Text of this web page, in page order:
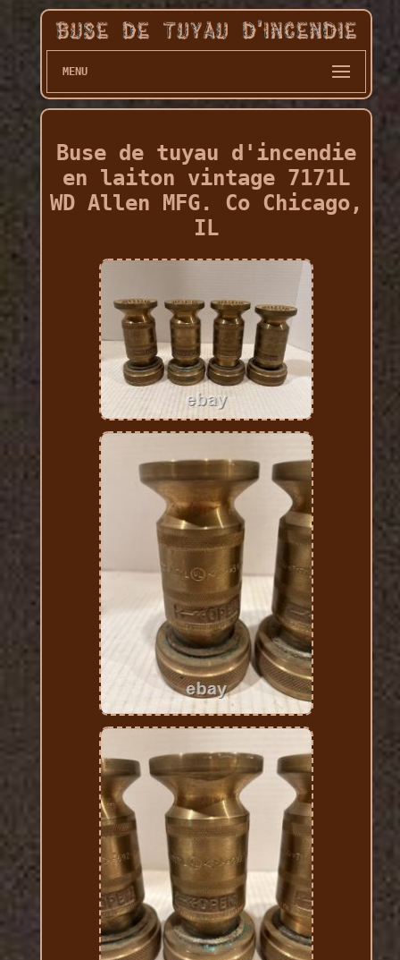
MENU
Buse de tuyau d'incendie
en laiton vintage 7171L
WD Allen MFG. Co Chicago,
IL